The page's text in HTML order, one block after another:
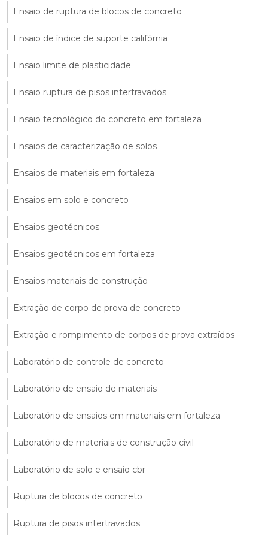
Ensaio de ruptura de blocos de concreto
Ensaio de índice de suporte califórnia
Ensaio limite de plasticidade
Ensaio ruptura de pisos intertravados
Ensaio tecnológico do concreto em fortaleza
Ensaios de caracterização de solos
Ensaios de materiais em fortaleza
Ensaios em solo e concreto
Ensaios geotécnicos
Ensaios geotécnicos em fortaleza
Ensaios materiais de construção
Extração de corpo de prova de concreto
Extração e rompimento de corpos de prova extraídos
Laboratório de controle de concreto
Laboratório de ensaio de materiais
Laboratório de ensaios em materiais em fortaleza
Laboratório de materiais de construção civil
Laboratório de solo e ensaio cbr
Ruptura de blocos de concreto
Ruptura de pisos intertravados